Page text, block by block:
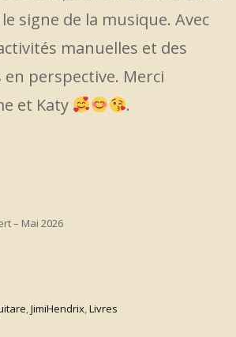
signe de la musique. Avec
manuelles et des
perspective. Merci
et Katy
.
– Mai 2026
,JimiHendrix,Livres